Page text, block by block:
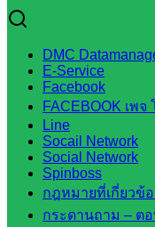
DMC
E-Service
Facebook
FACEBOOK เพจ
Line
Socail Network
Social Network
Spinboss
กฎหมายที่เกี่ยวข้อ
กระดานถาม – ตอ
สระแก้ว
สพป.
สระแก้ว
เขต 1
สพป.สระแก้ว
เขต 2
โรงเรียน
ในสังกัด